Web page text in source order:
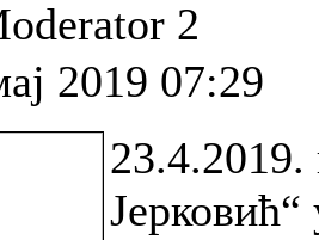
2
2019 07:29